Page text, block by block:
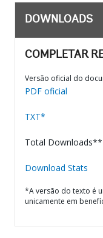
DOWNLOADS
COMPLETAR
Versão oficial do
PDF oficial
TXT*
Total Downloads**
Download Stats
*A versão do texto é
unicamente em